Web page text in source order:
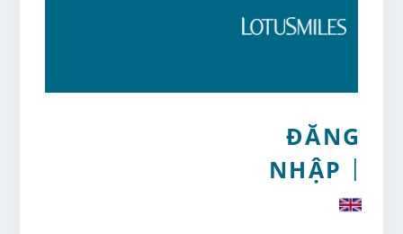
ĐĂNG
NHẬP |